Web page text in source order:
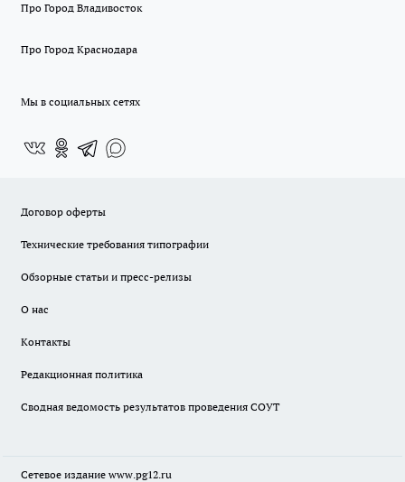
Про Город Владивосток
Про Город Краснодара
Мы в социальных сетях
Договор оферты
Технические требования типографии
Обзорные статьи и пресс-релизы
О нас
Контакты
Редакционная политика
Сводная ведомость результатов проведения СОУТ
Сетевое издание www.pg12.ru